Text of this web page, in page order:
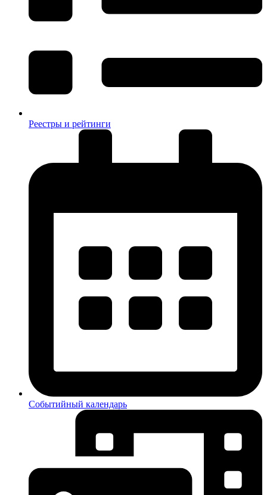
Реестры и рейтинги
Событийный календарь